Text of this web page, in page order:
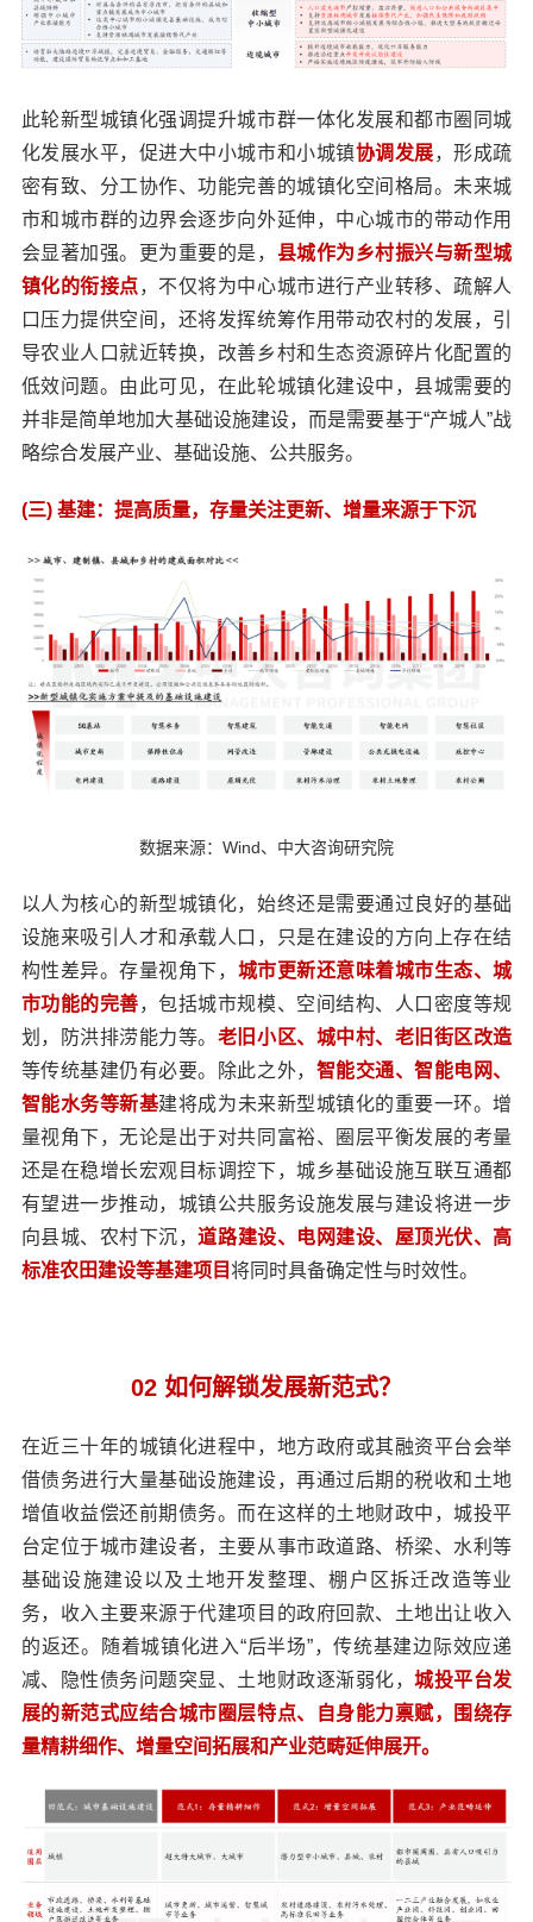
此轮新型城镇化强调提升城市群一体化发展和都市圈同城
化发展水平，促进大中小城市和小城镇协调发展，形成疏
密有致、分工协作、功能完善的城镇化空间格局。未来城
市和城市群的边界会逐步向外延伸，中心城市的带动作用
会显著加强。更为重要的是， 县城作为乡村振兴与新型城
镇化的衔接点，不仅将为中心城市进行产业转移、疏解人
口压力提供空间，还将发挥统筹作用带动农村的发展，引
导农业人口就近转换，改善乡村和生态资源碎片化配置的
低效问题。由此可见，在此轮城镇化建设中，县城需要的
并非是简单地加大基础设施建设，而是需要基于“产城人”战
略综合发展产业、基础设施、公共服务。
(三) 基建：提高质量，存量关注更新、增量来源于下沉
数据来源：Wind、中大咨询研究院
以人为核心的新型城镇化，始终还是需要通过良好的基础
设施来吸引人才和承载人口，只是在建设的方向上存在结
构性差异。存量视角下， 城市更新还意味着城市生态、城
市功能的完善，包括城市规模、空间结构、人口密度等规
划，防洪排涝能力等。 老旧小区、城中村、老旧街区改造
等传统基建仍有必要。除此之外， 智能交通、智能电网、
智能水务等新基建将成为未来新型城镇化的重要一环。增
量视角下，无论是出于对共同富裕、圈层平衡发展的考量
还是在稳增长宏观目标调控下，城乡基础设施互联互通都
有望进一步推动，城镇公共服务设施发展与建设将进一步
向县城、农村下沉，道路建设、电网建设、屋顶光伏、高
标准农田建设等基建项目将同时具备确定性与时效性。
02 如何解锁发展新范式？
在近三十年的城镇化进程中，地方政府或其融资平台会举
借债务进行大量基础设施建设，再通过后期的税收和土地
增值收益偿还前期债务。而在这样的土地财政中，城投平
台定位于城市建设者，主要从事市政道路、桥梁、水利等
基础设施建设以及土地开发整理、棚户区拆迁改造等业
务，收入主要来源于代建项目的政府回款、土地出让收入
的返还。随着城镇化进入“后半场”，传统基建边际效应递
减、隐性债务问题突显、土地财政逐渐弱化，城投平台发
展的新范式应结合城市圈层特点、自身能力禀赋，围绕存
量精耕细作、增量空间拓展和产业范畴延伸展开。